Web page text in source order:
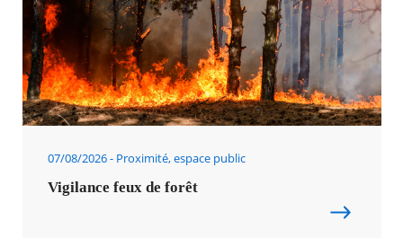
07/08/2026 Proximité, espace public
Vigilance feux de forêt